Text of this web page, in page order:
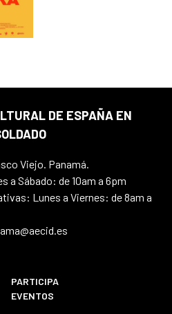
DE ESPAÑA EN
Viejo. Panamá.
a Sábado: de 10am a 6pm
Lunes a Viernes: de 8am a
PARTICIPA
EVENTOS